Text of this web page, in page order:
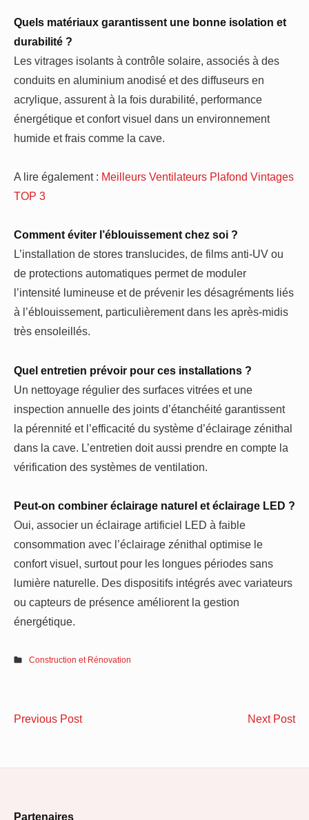
Quels matériaux garantissent une bonne isolation et
durabilité ?
Les vitrages isolants à contrôle solaire, associés à des
conduits en aluminium anodisé et des diffuseurs en
acrylique, assurent à la fois durabilité, performance
énergétique et confort visuel dans un environnement
humide et frais comme la cave.
A lire également : Meilleurs Ventilateurs Plafond Vintages
TOP 3
Comment éviter l’éblouissement chez soi ?
L’installation de stores translucides, de films anti-UV ou
de protections automatiques permet de moduler
l’intensité lumineuse et de prévenir les désagréments liés
à l’éblouissement, particulièrement dans les après-midis
très ensoleillés.
Quel entretien prévoir pour ces installations ?
Un nettoyage régulier des surfaces vitrées et une
inspection annuelle des joints d’étanchéité garantissent
la pérennité et l’efficacité du système d’éclairage zénithal
dans la cave. L’entretien doit aussi prendre en compte la
vérification des systèmes de ventilation.
Peut-on combiner éclairage naturel et éclairage LED ?
Oui, associer un éclairage artificiel LED à faible
consommation avec l’éclairage zénithal optimise le
confort visuel, surtout pour les longues périodes sans
lumière naturelle. Des dispositifs intégrés avec variateurs
ou capteurs de présence améliorent la gestion
énergétique.
Construction et Rénovation
Navigation
Previous Postcomment
Next Post
Partenaires